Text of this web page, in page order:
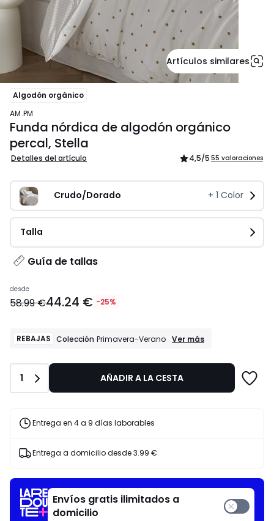
Artículos similares
Algodón orgánico
AM.PM
Funda nórdica de algodón orgánico
percal, Stella
Detalles del artículo 4,5/5 55 valoraciones
Crudo/Dorado + 1 Color
Talla
Guía de tallas
Precio
a
44.24
en
lugar
25%
aplicado.
desde
58.99 €44.24 € -25%
REBAJAS Colección Primavera-Verano REBAJAS
Ver más
Cantidad
1 AÑADIR A LA CESTA
Entrega en 4 a 9 días laborables
Entrega a domicilio desde3.99 €
Envíos gratis ilimitados a
domicilio